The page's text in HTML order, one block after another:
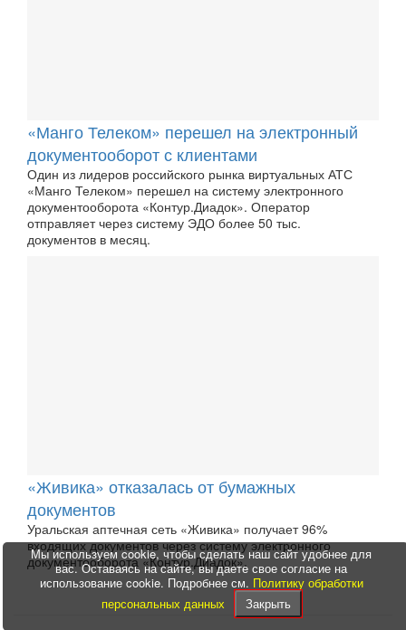
«Манго Телеком» перешел на электронный
документооборот с клиентами
Один из лидеров российского рынка виртуальных АТС
«Манго Телеком» перешел на систему электронного
документооборота «Контур.Диадок». Оператор
отправляет через систему ЭДО более 50 тыс.
документов в месяц.
«Живика» отказалась от бумажных
документов
Уральская аптечная сеть «Живика» получает 96%
входящих документов через систему электронного
документооборота «Контур.Диадок».
Мы используем cookie, чтобы сделать наш сайт удобнее для
вас. Оставаясь на сайте, вы даете свое согласие на
использование cookie. Подробнее см. Политику обработки
персональных данных
Закрыть